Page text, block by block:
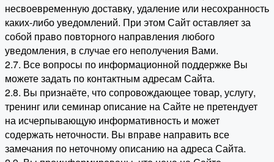
несвоевременную доставку, удаление или несохранность
каких-либо уведомлений. При этом Сайт оставляет за
собой право повторного направления любого
уведомления, в случае его неполучения Вами.
2.7. Все вопросы по информационной поддержке Вы
можете задать по контактным адресам Сайта.
2.8. Вы признаёте, что сопровождающее товар, услугу,
тренинг или семинар описание на Сайте не претендует
на исчерпывающую информативность и может
содержать неточности. Вы вправе направить все
замечания по неточному описанию на адреса Сайта.